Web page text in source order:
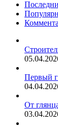
Первый
От